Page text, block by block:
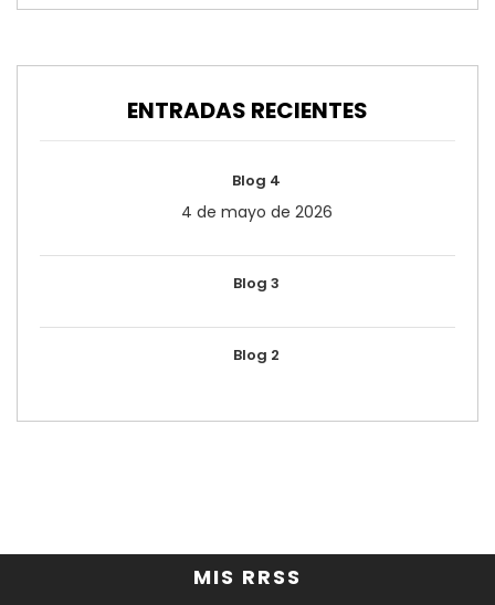
ENTRADAS RECIENTES
Blog 4
4 de mayo de 2026
Blog 3
Blog 2
MIS RRSS